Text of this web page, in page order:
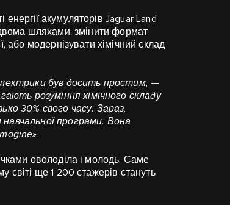
акумуляторів Jaguar Land
шляхами: змінити формат
або модернізувати хімічний склад
був досить простим, —
розуміння хімічного складу
30% свого часу. Зараз,
програми. Вона
.
оволоділа і молодь. Саме
ще 1 200 стажерів стануть